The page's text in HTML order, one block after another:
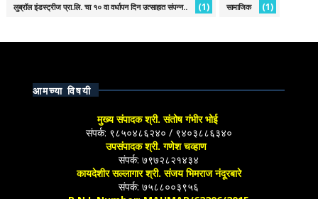
लुब्रॉल इंडस्ट्रीज प्रा.लि. चा १० वा वर्धापन दिन उत्साहात संपन्न.. (1) सामाजिक (1)
आमच्या विषयी
मुख्य संपादक श्री. संतोष गंभीर भोई
संपर्क: ९८५०४८६२४० / ९४०३८८६३४०
उपसंपादक श्री. गणेश चव्हाण
संपर्क: ७९७२८२१४३४
कायदेशीर सल्लागार श्री. संजय भिमराज नंदूरबारे
संपर्क: ७५८८००३९५६